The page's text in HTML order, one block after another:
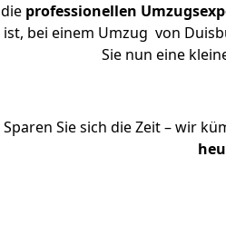
die professionellen
ist, bei einem Umzug von
Sie nun eine
Sparen Sie sich die Zeit – wir